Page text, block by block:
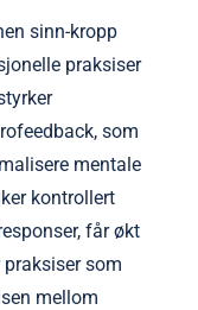
sinn-kropp
praksiser
som
mentale
kontrollert
får økt
som
mellom